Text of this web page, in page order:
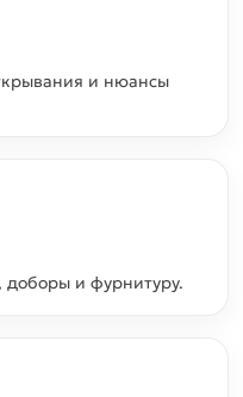
и нюансы
и фурнитуру.